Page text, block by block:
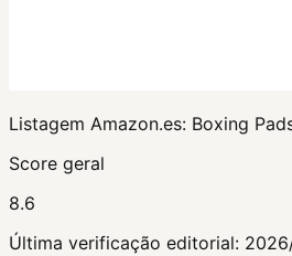
Listagem Amazon.es: Boxing
Score geral
8.6
Última verificação editorial: